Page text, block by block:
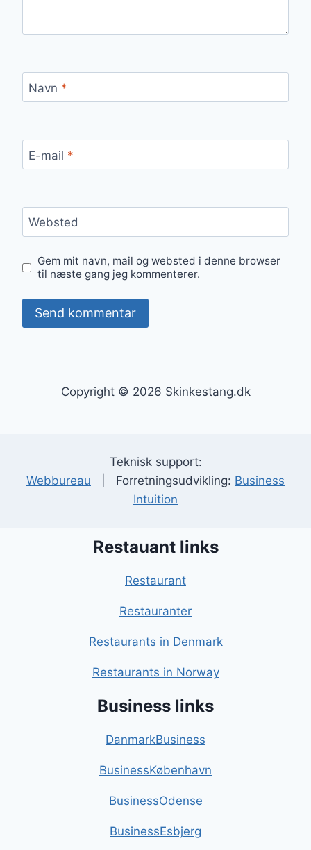
Navn *
E-mail *
Websted
Gem mit navn, mail og websted i denne browser
til næste gang jeg kommenterer.
Copyright © 2026 Skinkestang.dk
Teknisk support:
Webbureau | Forretningsudvikling: Business
Intuition
Restauant links
Restaurant
Restauranter
Restaurants in Denmark
Restaurants in Norway
Business links
DanmarkBusiness
BusinessKøbenhavn
BusinessOdense
BusinessEsbjerg